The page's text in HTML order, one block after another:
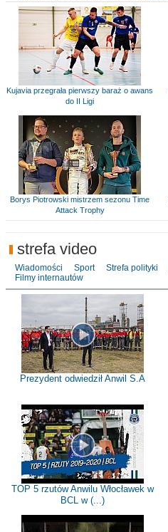
Kujavia przegrała pierwszy baraż o awans
do II Ligi
Borys Piotrowski mistrzem sezonu Time
Attack Trophy
strefa video
Wiadomości Sport Strefa polityki
Filmy internautów
Prezydent odwiedził Anwil S.A
TOP 5 rzutów Anwilu Włocławek w
BCL w (...)